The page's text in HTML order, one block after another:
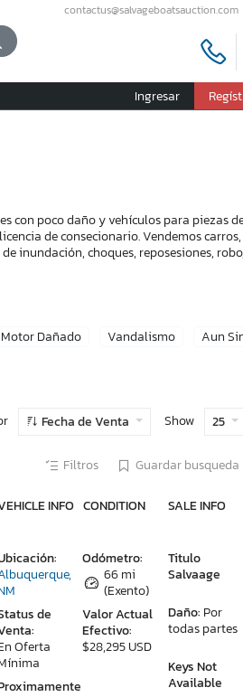
contactus@salvageboatsauction.com
Ingresar
con poco daño y vehículos para piezas
de consecionario. Vendemos
inundación, choques, reposesiones,
Motor Dañado Vandalismo
Aun
Fecha de Venta Show 25
Filtros Guardar busqueda
INFO CONDITION SALE INFO
Odómetro:
66 mi
(Exento)
Valor Actual
Efectivo:
$28,295 USD
Titulo
Salvaage
Daño: Por
todas partes
Keys Not
Available
de
Oferta